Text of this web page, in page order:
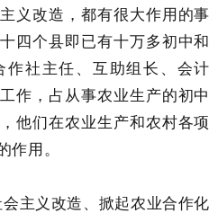
义改造，都有很大作用的事
四个县即已有十万多初中和
社主任、互助组长、会计
作，占从事农业生产的初中
他们在农业生产和农村各项
用。
主义改造、掀起农业合作化